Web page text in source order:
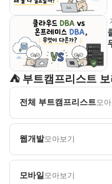
⛺️ 부트캠프리스트 보
전체 부트캠프리스트모
웹개발모아보기
모바일 모아보기